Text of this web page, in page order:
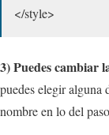
</style>
3) Puedes cambiar
puedes elegir alguna
nombre en lo del